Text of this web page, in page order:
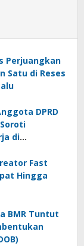
Perjuangkan
Satu di Reses
DPRD
di
Fast
Hingga
BMR Tuntut